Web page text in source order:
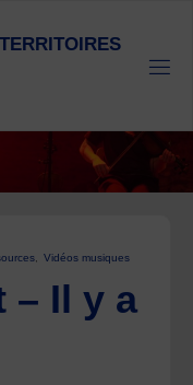
TERRITOIRES
Vidéos musiques
– Il y a